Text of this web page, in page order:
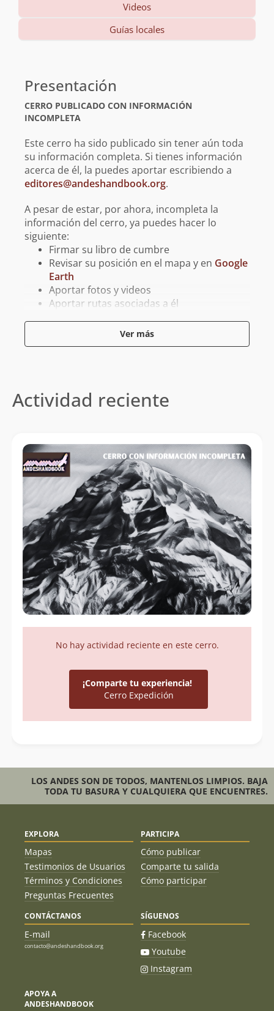
Videos
Guías locales
básica
Presentación
CERRO PUBLICADO CON INFORMACIÓN
INCOMPLETA
Este cerro ha sido publicado sin tener aún toda
su información completa. Si tienes información
acerca de él, la puedes aportar escribiendo a
editores@andeshandbook.org.
A pesar de estar, por ahora, incompleta la
información del cerro, ya puedes hacer lo
siguiente:
Firmar su libro de cumbre
Revisar su posición en el mapa y en Google
Earth
Aportar fotos y videos
Aportar rutas asociadas a él
Ver más
Actividad reciente
No hay actividad reciente en este cerro.
¡Comparte tu experiencia!
Cerro Expedición
LOS ANDES SON DE TODOS, MANTENLOS LIMPIOS. BAJA
TODA TU BASURA Y CUALQUIERA QUE ENCUENTRES.
EXPLORA
Mapas
Testimonios de Usuarios
Términos y Condiciones
Preguntas Frecuentes
PARTICIPA
Cómo publicar
Comparte tu salida
Cómo participar
CONTÁCTANOS
E-mail
contacto@andeshandbook.org
SÍGUENOS
Facebook
Youtube
Instagram
APOYA A
ANDESHANDBOOK